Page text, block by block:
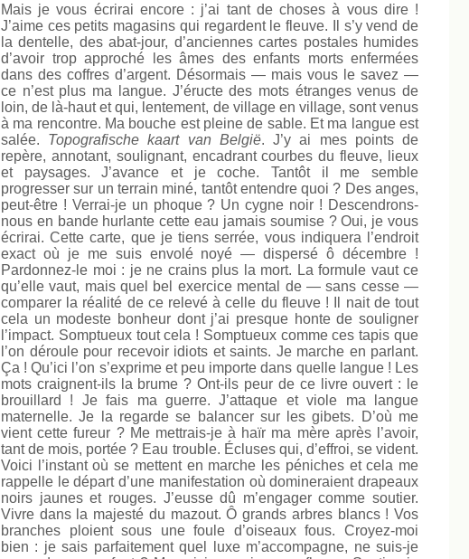
Mais je vous écrirai encore : j’ai tant de choses à vous dire !
J’aime ces petits magasins qui regardent le fleuve. Il s’y vend de
la dentelle, des abat-jour, d’anciennes cartes postales humides
d’avoir trop approché les âmes des enfants morts enfermées
dans des coffres d’argent. Désormais — mais vous le savez —
ce n’est plus ma langue. J’éructe des mots étranges venus de
loin, de là-haut et qui, lentement, de village en village, sont venus
à ma rencontre. Ma bouche est pleine de sable. Et ma langue est
salée. Topografische kaart van België. J’y ai mes points de
repère, annotant, soulignant, encadrant courbes du fleuve, lieux
et paysages. J’avance et je coche. Tantôt il me semble
progresser sur un terrain miné, tantôt entendre quoi ? Des anges,
peut-être ! Verrai-je un phoque ? Un cygne noir ! Descendrons-
nous en bande hurlante cette eau jamais soumise ? Oui, je vous
écrirai. Cette carte, que je tiens serrée, vous indiquera l’endroit
exact où je me suis envolé noyé — dispersé ô décembre !
Pardonnez-le moi : je ne crains plus la mort. La formule vaut ce
qu’elle vaut, mais quel bel exercice mental de — sans cesse —
comparer la réalité de ce relevé à celle du fleuve ! Il nait de tout
cela un modeste bonheur dont j’ai presque honte de souligner
l’impact. Somptueux tout cela ! Somptueux comme ces tapis que
l’on déroule pour recevoir idiots et saints. Je marche en parlant.
Ça ! Qu’ici l’on s’exprime et peu importe dans quelle langue ! Les
mots craignent-ils la brume ? Ont-ils peur de ce livre ouvert : le
brouillard ! Je fais ma guerre. J’attaque et viole ma langue
maternelle. Je la regarde se balancer sur les gibets. D’où me
vient cette fureur ? Me mettrais-je à haïr ma mère après l’avoir,
tant de mois, portée ? Eau trouble. Écluses qui, d’effroi, se vident.
Voici l’instant où se mettent en marche les péniches et cela me
rappelle le départ d’une manifestation où domineraient drapeaux
noirs jaunes et rouges. J’eusse dû m’engager comme soutier.
Vivre dans la majesté du mazout. Ô grands arbres blancs ! Vos
branches ploient sous une foule d’oiseaux fous. Croyez-moi
bien : je sais parfaitement quel luxe m’accompagne, ne suis-je